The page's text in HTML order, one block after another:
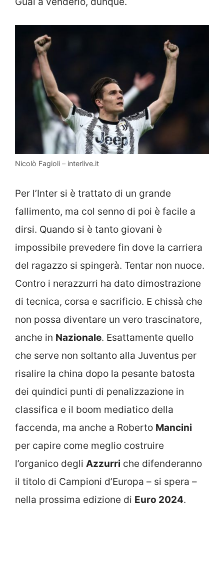
Nicolò Fagioli – interlive.it
Per l’Inter si è trattato di un grande
fallimento, ma col senno di poi è facile a
dirsi. Quando si è tanto giovani è
impossibile prevedere fin dove la carriera
del ragazzo si spingerà. Tentar non nuoce.
Contro i nerazzurri ha dato dimostrazione
di tecnica, corsa e sacrificio. E chissà che
non possa diventare un vero trascinatore,
anche in Nazionale. Esattamente quello
che serve non soltanto alla Juventus per
risalire la china dopo la pesante batosta
dei quindici punti di penalizzazione in
classifica e il boom mediatico della
faccenda, ma anche a Roberto Mancini
per capire come meglio costruire
l’organico degli Azzurri che difenderanno
il titolo di Campioni d’Europa – si spera –
nella prossima edizione di Euro 2024.